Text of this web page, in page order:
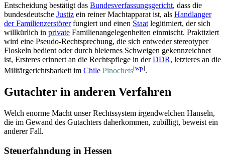
Entscheidung bestätigt das Bundesverfassungsgericht, dass die
bundesdeutsche Justiz ein reiner Machtapparat ist, als Handlanger
der Familien­zerstörerfungiert und einen Staat legitimiert, der sich
willkürlich in private Familien­angelegenheiten einmischt. Praktiziert
wird eine Pseudo-Recht­sprechung, die sich entweder stereotyper
Floskeln bedient oder durch bleiernes Schweigen gekennzeichnet
ist, Ersteres erinnert an die Rechtspflege in derDDR, letzteres an die
Militär­gerichts­barkeit im Chile Pinochets[wp].
Gutachter in anderen Verfahren
Welch enorme Macht unser Rechtssystem irgendwelchen Hanseln,
die im Gewand des Gutachters daherkommen, zubilligt, beweist ein
anderer Fall.
Steuerfahndung in Hessen